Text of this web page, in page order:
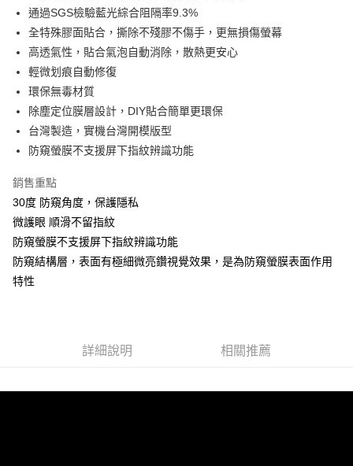
街口支付
悠遊付
全盈+PAY
運送方式
7-11取貨付款
宅配
每筆NT$55，滿NT$390(含以上)免運費
通過SGS檢驗藍光綜合阻隔率9.3%
全特殊膠面貼合，撕除不殘膠不傷手，更無損傷螢幕
高透氣性，貼合氣泡自動消除，散熱更安心
輕微划痕自動修復
環保無毒材質
除塵定位膜層設計，DIY貼合簡單更環保
台灣製造，實機台灣開模版型
防窺螢膜不支援屏下指紋辨識功能
銷售重點
30度 防窺角度，保護隱私
微護眼 順滑不留指紋
防窺螢膜不支援屏下指紋辨識功能
防窺結構層，表面有極細微亮鑽視覺效果，是為防窺螢膜表面作用
特性
詳細說明 相關推薦